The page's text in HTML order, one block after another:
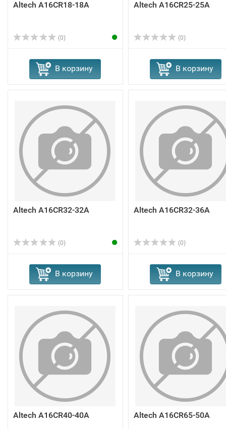
Altech A16CR18-18A
(0)
В корзину
Altech A16CR25-25A
(0)
В корзину
Altech A16CR32-32A
(0)
В корзину
Altech A16CR32-36A
(0)
В корзину
Altech A16CR40-40A Altech A16CR65-50A